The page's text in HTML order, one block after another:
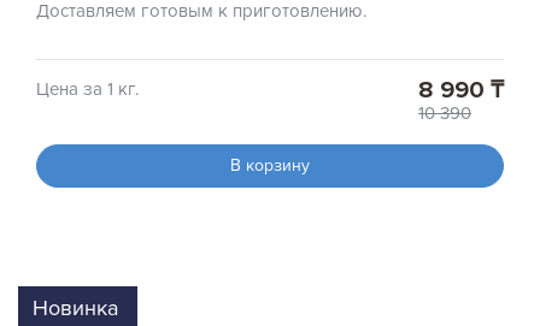
Доставляем готовым к приготовлению.
Цена за 1 кг. 8 990 ₸
10 390
В корзину
Новинка